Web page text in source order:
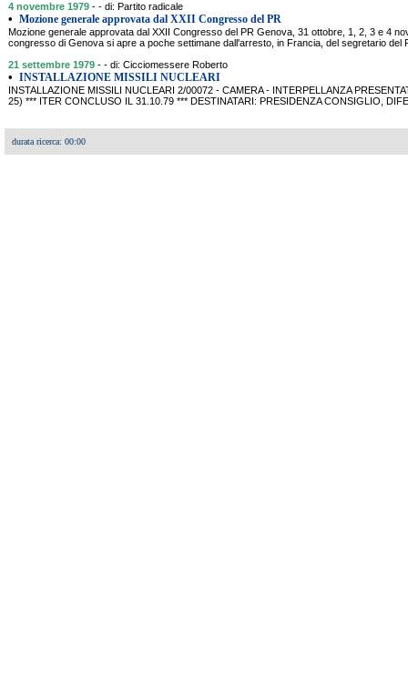
4 novembre 1979 - - di: Partito radicale
• Mozione generale approvata dal XXII Congresso del PR
Mozione generale approvata dal XXII Congresso del PR Genova, 31 ottobre, 1, 2, 3 e 4
congresso di Genova si apre a poche settimane dall'arresto, in Francia, del segretario del
21 settembre 1979 - - di: Cicciomessere Roberto
• INSTALLAZIONE MISSILI NUCLEARI
INSTALLAZIONE MISSILI NUCLEARI 2/00072 - CAMERA - INTERPELLANZA
25) *** ITER CONCLUSO IL 31.10.79 *** DESTINATARI: PRESIDENZA CONSIGLIO,
durata ricerca: 00:00